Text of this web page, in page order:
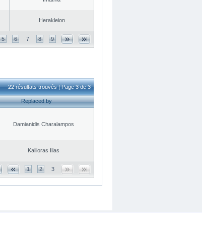
Herakleion
5 6 7 8 9
22 résultats trouvés | Page 3 de 3
Replaced by
Damianidis Charalampos
Kallioras Ilias
1 2 3